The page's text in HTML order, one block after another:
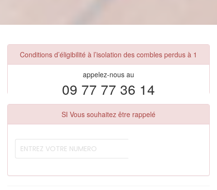
Conditions d’éligibilité à l’isolation des combles perdus à 1
appelez-nous au
09 77 77 36 14
SI Vous souhaitez être rappelé